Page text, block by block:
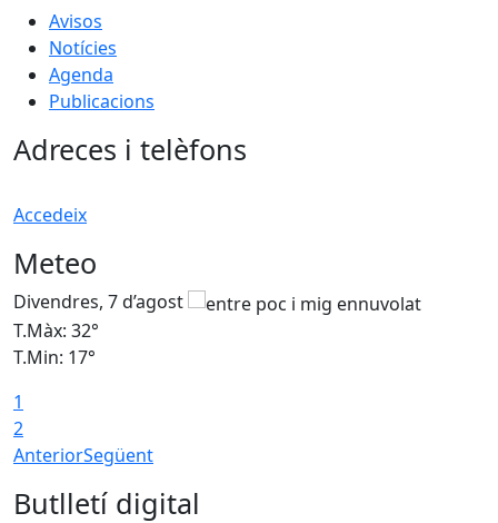
Avisos
Notícies
Agenda
Publicacions
Adreces i telèfons
Accedeix
Meteo
Divendres, 7 d’agost
T.Màx: 32°
T.Min: 17°
1
2
AnteriorSegüent
Butlletí digital